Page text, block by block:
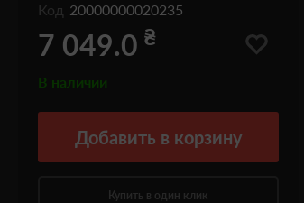
Код 20000000020235
7 049.0 ₴
В наличии
Добавить в корзину
Купить в один клик